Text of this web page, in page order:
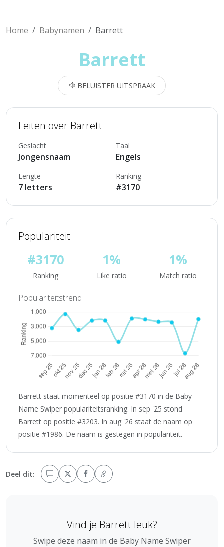
Home Babynamen Barrett
Barrett
BELUISTER UITSPRAAK
Feiten over Barrett
Geslacht
Jongensnaam
Taal
Engels
Lengte
7 letters
Ranking
#3170
Populariteit
#3170
Ranking
1%
Like ratio
1%
Match ratio
Populariteitstrend
Barrett staat momenteel op positie #3170 in de Baby
Name Swiper populariteitsranking. In sep '25 stond
Barrett op positie #3203. In aug '26 staat de naam op
positie #1986. De naam is gestegen in populariteit.
Deel dit:
Vind je Barrett leuk?
Swipe deze naam in de Baby Name Swiper